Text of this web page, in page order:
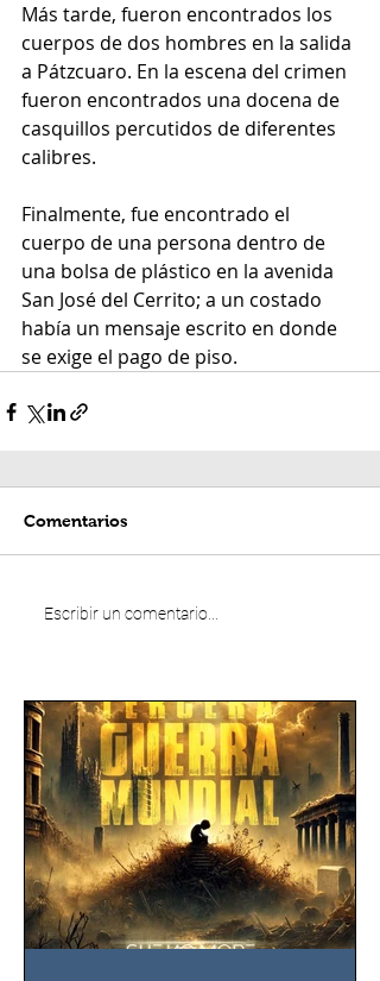
Más tarde, fueron encontrados los
cuerpos de dos hombres en la salida
a Pátzcuaro. En la escena del crimen
fueron encontrados una docena de
casquillos percutidos de diferentes
calibres.
Finalmente, fue encontrado el
cuerpo de una persona dentro de
una bolsa de plástico en la avenida
San José del Cerrito; a un costado
había un mensaje escrito en donde
se exige el pago de piso.
Comentarios
Escribir un comentario...